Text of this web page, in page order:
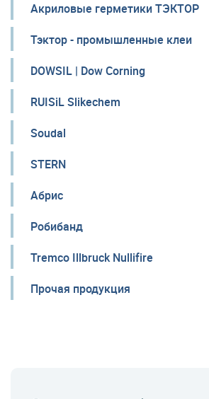
Акриловые герметики ТЭКТОР
Тэктор - промышленные клеи
DOWSIL | Dow Corning
RUISiL Slikechem
Soudal
STERN
Абрис
Робибанд
Tremco Illbruck Nullifire
Прочая продукция